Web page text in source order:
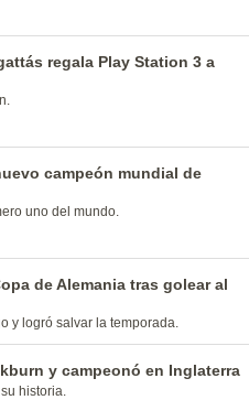
regala Play Station 3 a
campeón mundial de
uno del mundo.
de Alemania tras golear al
y logró salvar la temporada.
y campeonó en Inglaterra
historia.